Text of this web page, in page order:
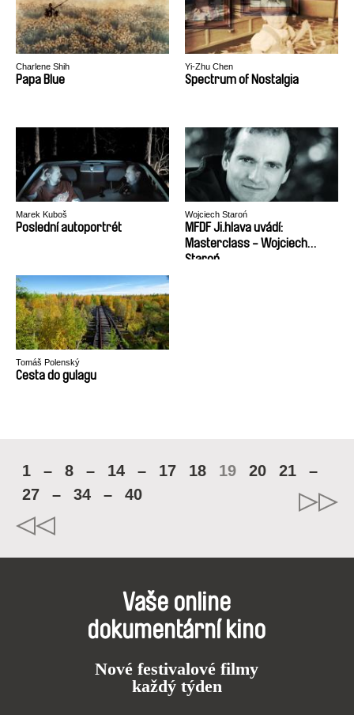
Charlene Shih
Papa Blue
Yi-Zhu Chen
Spectrum of Nostalgia
Marek Kuboš
Poslední autoportrét
Wojciech Staroń
MFDF Ji.hlava uvádí:
Masterclass - Wojciech
Staroń
Tomáš Polenský
Cesta do gulagu
1 – 8 – 14 – 17 18 19 20 21
–
27
– 34 – 40
Vaše online
dokumentární kino
Nové festivalové filmy
každý týden